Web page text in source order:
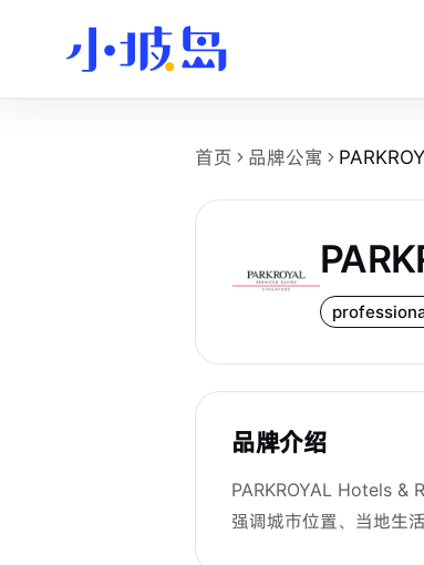
PARKROYAL 品
品牌名：PARKROYAL。
业务类型：新加坡品牌公寓
可浏览物业数量：1 个小坡
公开起租价：约 S$7,800 /
主要覆盖区域：D07。
转化方式：租客可查看旗下
首页 品牌公寓
品牌介绍
PARKROYAL Hotels &
强调城市位置、当地生